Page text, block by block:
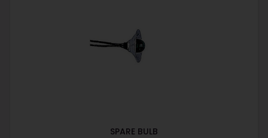
SPARE BULB